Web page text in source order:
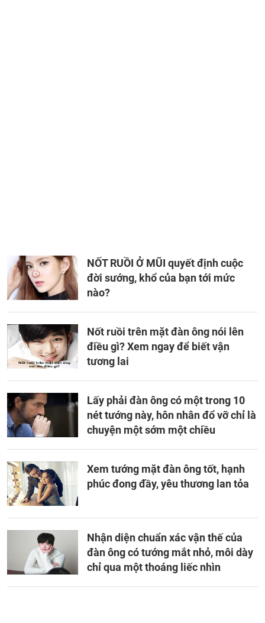
NỐT RUỒI Ở MŨI quyết định cuộc
đời sướng, khổ của bạn tới mức
nào?
Nốt ruồi trên mặt đàn ông nói lên
điều gì? Xem ngay để biết vận
tương lai
Lấy phải đàn ông có một trong 10
nét tướng này, hôn nhân đổ vỡ chỉ là
chuyện một sớm một chiều
Xem tướng mặt đàn ông tốt, hạnh
phúc đong đầy, yêu thương lan tỏa
Nhận diện chuẩn xác vận thế của
đàn ông có tướng mắt nhỏ, môi dày
chỉ qua một thoáng liếc nhìn